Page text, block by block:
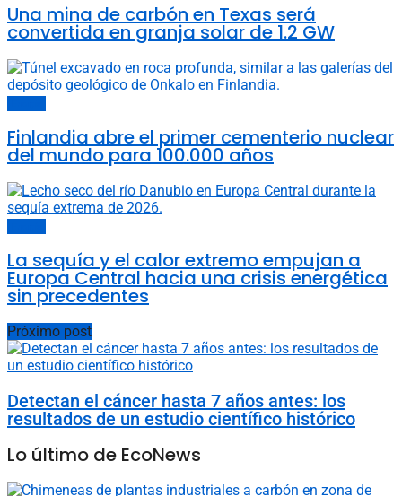
Una mina de carbón en Texas será
convertida en granja solar de 1.2 GW
Finlandia abre el primer cementerio nuclear
del mundo para 100.000 años
La sequía y el calor extremo empujan a
Europa Central hacia una crisis energética
sin precedentes
Próximo post
Detectan el cáncer hasta 7 años antes: los
resultados de un estudio científico histórico
Lo último de EcoNews